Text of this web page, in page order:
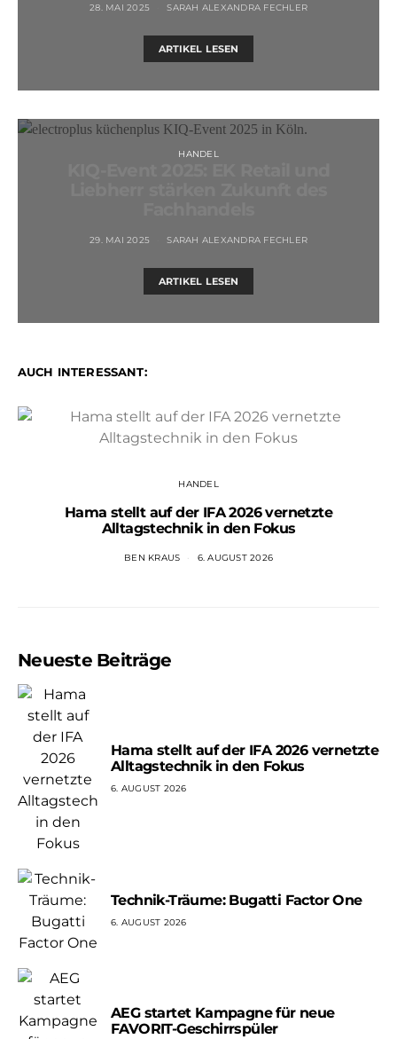
28. MAI 2025 SARAH ALEXANDRA FECHLER
ARTIKEL LESEN
HANDEL
29. MAI 2025 SARAH ALEXANDRA FECHLER
ARTIKEL LESEN
AUCH INTERESSANT:
HANDEL
Hama stellt auf der IFA 2026 vernetzte
Alltagstechnik in den Fokus
BEN KRAUS 6. AUGUST 2026
Neueste Beiträge
Hama stellt auf der IFA 2026 vernetzte
Alltagstechnik in den Fokus
6. AUGUST 2026
Technik-Träume: Bugatti Factor One
6. AUGUST 2026
AEG startet Kampagne für neue
FAVORIT-Geschirrspüler